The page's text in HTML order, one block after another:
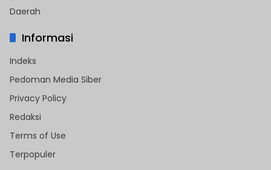
Daerah
Informasi
Indeks
Pedoman Media Siber
Privacy Policy
Redaksi
Terms of Use
Terpopuler